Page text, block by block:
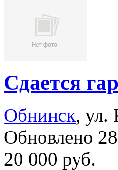
Сдается
Обнинск, ул.
Обновлено
20 000 руб.